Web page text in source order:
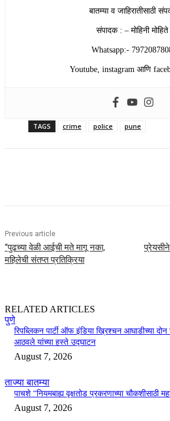
बातम्या व जाहिरातीसाठी
संपादक : – मोहिनी मोहिते
Whatsapp:-
Youtube, instagram आणि
TAGS crime police pune
Previous article
“पुढच्या वेळी आईची मते मागू नका,
महिलेची संतप्त प्रतिक्रिया
प्रेयसीने
RELATED ARTICLES
पुणे
रिपब्लिकन पार्टी ऑफ इंडिया ख्रिश्चन आघाडीच्या
आठवले यांच्या हस्ते उद्घाटन
August 7, 2026
ताज्या बातम्या
पाचशे “नियमबाह्य वृक्षतोड प्रकरणाच्या चौकशीसाठी
August 7, 2026